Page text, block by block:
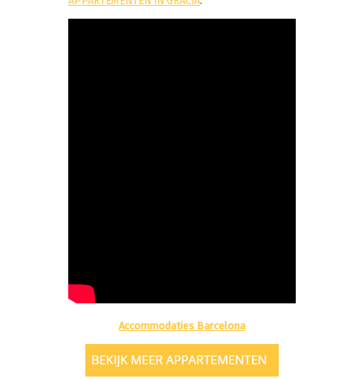
Accommodaties Barcelona